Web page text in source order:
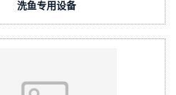
洗鱼专用设备